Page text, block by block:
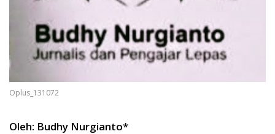
Oplus_131072
Oleh: Budhy Nurgianto*